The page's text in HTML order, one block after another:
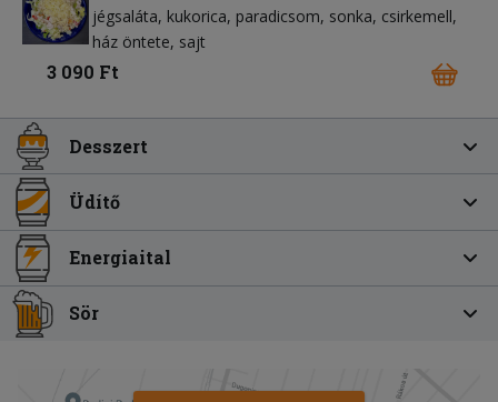
jégsaláta kukorica paradicsom sonka csirkemell
ház öntete sajt
3 090 Ft
Desszert
Üdítő
Energiaital
Sör